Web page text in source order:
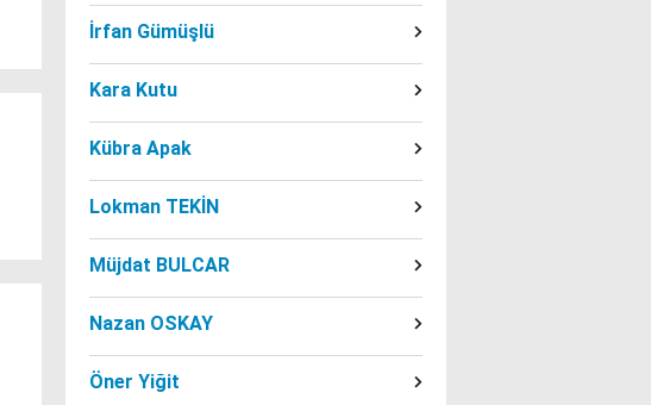
İrfan Gümüşlü
Kara Kutu
Kübra Apak
Lokman TEKİN
Müjdat BULCAR
Nazan OSKAY
Öner Yiğit